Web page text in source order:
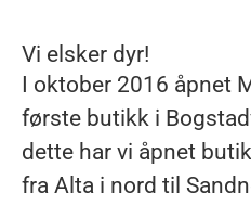
Vi elsker dyr!
I oktober 2016 åpnet
første butikk i
dette har vi åpnet
fra Alta i nord til